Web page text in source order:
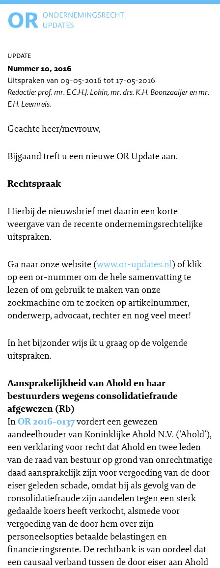
update
Nummer 10, 2016
Uitspraken van 09-05-2016 tot 17-05-2016
Redactie: prof. mr. E.C.H.J. Lokin, mr. drs. K.H. Boonzaaijer en mr.
E.H. Leemreis.
Geachte heer/mevrouw,
Bijgaand treft u een nieuwe OR Update aan.
Rechtspraak
Hierbij de nieuwsbrief met daarin een korte
weergave van de recente ondernemingsrechtelijke
uitspraken.
Ga naar onze website (www.or-updates.nl) of klik
op een or-nummer om de hele samenvatting te
lezen of om gebruik te maken van onze
zoekmachine om te zoeken op artikelnummer,
onderwerp, advocaat, rechter en nog veel meer!
In het bijzonder wijs ik u graag op de volgende
uitspraken.
Aansprakelijkheid van Ahold en haar
bestuurders wegens consolidatiefraude
afgewezen (Rb)
InOR 2016-0137vordert een gewezen
aandeelhouder van Koninklijke Ahold N.V. (‘Ahold’),
een verklaring voor recht dat Ahold en twee leden
van de raad van bestuur op grond van onrechtmatige
daad aansprakelijk zijn voor vergoeding van de door
eiser geleden schade, omdat hij als gevolg van de
consolidatiefraude zijn aandelen tegen een sterk
gedaalde koers heeft verkocht, alsmede voor
vergoeding van de door hem over zijn
personeelsopties betaalde belastingen en
financieringsrente. De rechtbank is van oordeel dat
een causaal verband tussen de door eiser aan Ahold